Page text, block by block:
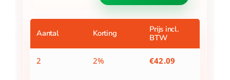
Ø28
aantal
Aantal Korting
Prijs incl.
BTW
2 2% €42.09